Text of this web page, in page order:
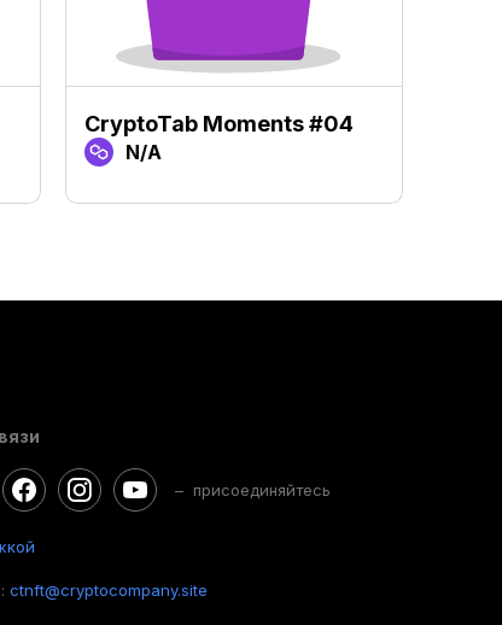
CryptoTab Moments #04
N/A
– присоединяйтесь
ctnft@cryptocompany.site